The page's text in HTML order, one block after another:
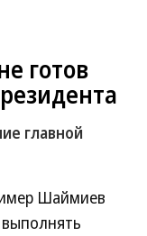
готов
главной
Шаймиев